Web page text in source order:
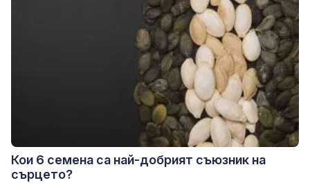
Кои 6 семена са най-добрият съюзник на
сърцето?